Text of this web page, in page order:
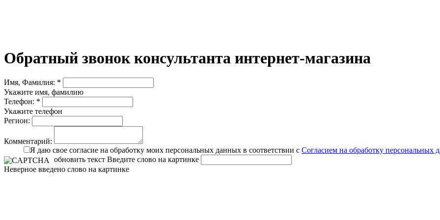
Обратный звонок консультанта интернет-магазина
Имя, Фамилия: *
Укажите имя, фамилию
Телефон: *
Укажите телефон
Регион:
Комментарий:
Я даю свое согласие на обработку моих персональных данных в соответствии с Согласием на обработку персональных
обновить текст Введите слово на картинке
Неверное введено слово на картинке